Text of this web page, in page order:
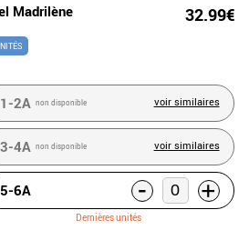
Madrilène 32.99€
1-2A non disponible voir similaires
3-4A non disponible voir similaires
5-6A - +
Dernières unités